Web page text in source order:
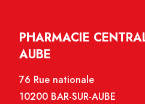
PHARMACIE
AUBE
76 Rue nationale
10200 BAR-SUR-AUBE